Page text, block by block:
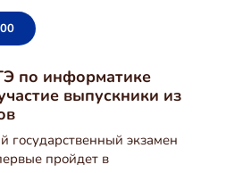
по информатике
выпускники из
государственный экзамен
пройдет в